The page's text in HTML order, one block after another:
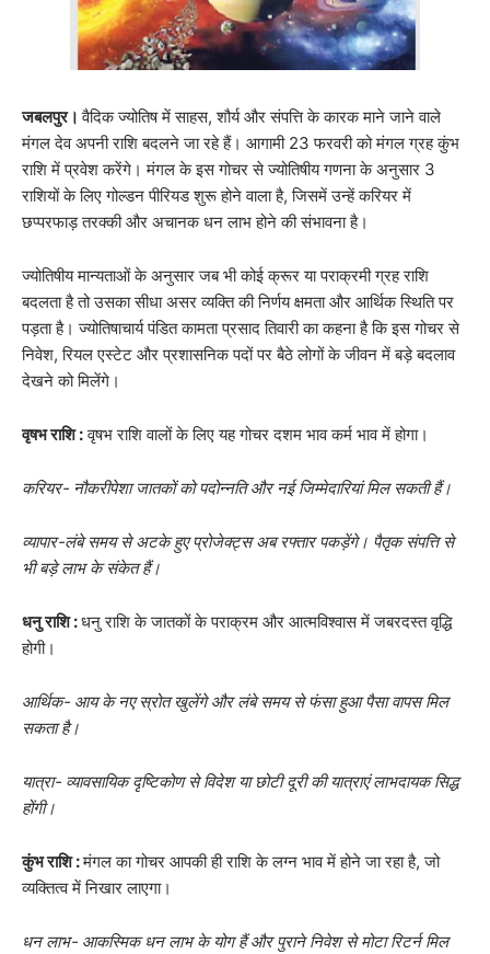
जबलपुर।वैदिक ज्योतिष में साहस, शौर्य और संपत्ति के कारक माने जाने वाले
मंगल देव अपनी राशि बदलने जा रहे हैं। आगामी 23 फरवरी को मंगल ग्रह कुंभ
राशि में प्रवेश करेंगे। मंगल के इस गोचर से ज्योतिषीय गणना के अनुसार 3
राशियों के लिए गोल्डन पीरियड शुरू होने वाला है, जिसमें उन्हें करियर में
छप्परफाड़ तरक्की और अचानक धन लाभ होने की संभावना है।
ज्योतिषीय मान्यताओं के अनुसार जब भी कोई क्रूर या पराक्रमी ग्रह राशि
बदलता है तो उसका सीधा असर व्यक्ति की निर्णय क्षमता और आर्थिक स्थिति पर
पड़ता है। ज्योतिषाचार्य पंडित कामता प्रसाद तिवारी का कहना है कि इस गोचर से
निवेश, रियल एस्टेट और प्रशासनिक पदों पर बैठे लोगों के जीवन में बड़े बदलाव
देखने को मिलेंगे।
वृषभ राशि :वृषभ राशि वालों के लिए यह गोचर दशम भाव कर्म भाव में होगा।
करियर- नौकरीपेशा जातकों को पदोन्नति और नई जिम्मेदारियां मिल सकती हैं।
व्यापार-लंबे समय से अटके हुए प्रोजेक्ट्स अब रफ्तार पकड़ेंगे। पैतृक संपत्ति से
भी बड़े लाभ के संकेत हैं।
धनु राशि :धनु राशि के जातकों के पराक्रम और आत्मविश्वास में जबरदस्त वृद्धि
होगी।
आर्थिक- आय के नए स्रोत खुलेंगे और लंबे समय से फंसा हुआ पैसा वापस मिल
सकता है।
यात्रा- व्यावसायिक दृष्टिकोण से विदेश या छोटी दूरी की यात्राएं लाभदायक सिद्ध
होंगी।
कुंभ राशि :मंगल का गोचर आपकी ही राशि के लग्न भाव में होने जा रहा है, जो
व्यक्तित्व में निखार लाएगा।
धन लाभ- आकस्मिक धन लाभ के योग हैं और पुराने निवेश से मोटा रिटर्न मिल